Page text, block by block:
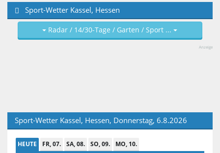
Sport-Wetter Kassel, Hessen
Radar / 14/30-Tage / Garten / Sport ...
Anzeige
Sport-Wetter Kassel, Hessen, Donnerstag, 6.8.2026
HEUTE FR, 07. SA, 08. SO, 09. MO, 10.